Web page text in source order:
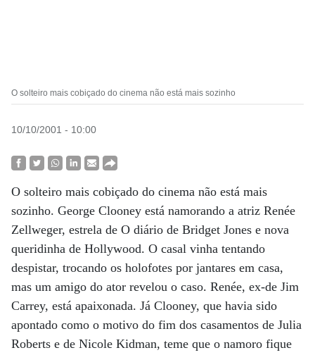
O solteiro mais cobiçado do cinema não está mais sozinho
10/10/2001 - 10:00
O solteiro mais cobiçado do cinema não está mais
sozinho. George Clooney está namorando a atriz Renée
Zellweger, estrela de O diário de Bridget Jones e nova
queridinha de Hollywood. O casal vinha tentando
despistar, trocando os holofotes por jantares em casa,
mas um amigo do ator revelou o caso. Renée, ex-de Jim
Carrey, está apaixonada. Já Clooney, que havia sido
apontado como o motivo do fim dos casamentos de Julia
Roberts e de Nicole Kidman, teme que o namoro fique